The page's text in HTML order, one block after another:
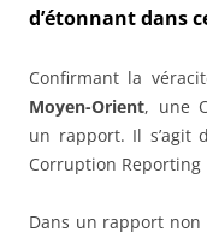
d’étonnant dans
Confirmant la
Moyen-Orient, une
un rapport. Il s’agit
Corruption Reporting
Dans un rapport